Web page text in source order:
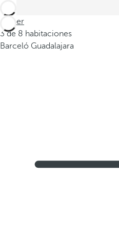
Volver
3 de 8 habitaciones
Barceló Guadalajara